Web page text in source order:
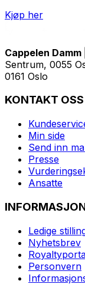
Kjøp her
Cappelen Damm
Sentrum, 0055
0161 Oslo
KONTAKT OSS
Min side
Send inn
Presse
Ansatte
Ledige
Nyhetsbrev
Personvern